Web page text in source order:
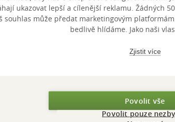
výhody
KDčko
ukazovat lepší a cílenější reklamu. Žádných
souhlas může předat marketingovým
bedlivě hlídáme. Jako naši
Zjistit více
Povolit vše
Povolit pouze